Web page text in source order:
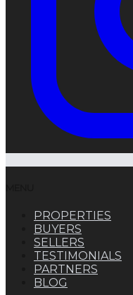
PROPERTIES
BUYERS
SELLERS
TESTIMONIALS
PARTNERS
BLOG